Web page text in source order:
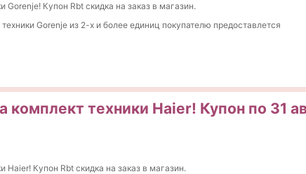
Gorenje! Купон Rbt скидка на заказ в магазин.
Gorenje из 2-х и более единиц покупателю предоставлется
комплект техники Haier! Купон по 31
Haier! Купон Rbt скидка на заказ в магазин.